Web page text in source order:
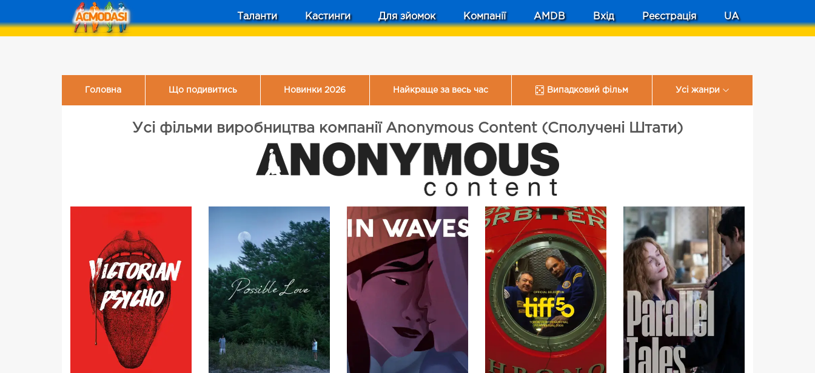
Таланти Кастинги Для зйомок Компанії AMDB Вхід Реєстрація UA
Головна Що подивитись Новинки 2026 Найкраще за весь час Випадковий фільм Усі жанри
Усі фільми виробництва компанії Anonymous Content (Сполучені Штати)